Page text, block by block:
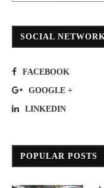
SOCIAL
FACEBOOK
GOOGLE +
LINKEDIN
POPULAR POSTS